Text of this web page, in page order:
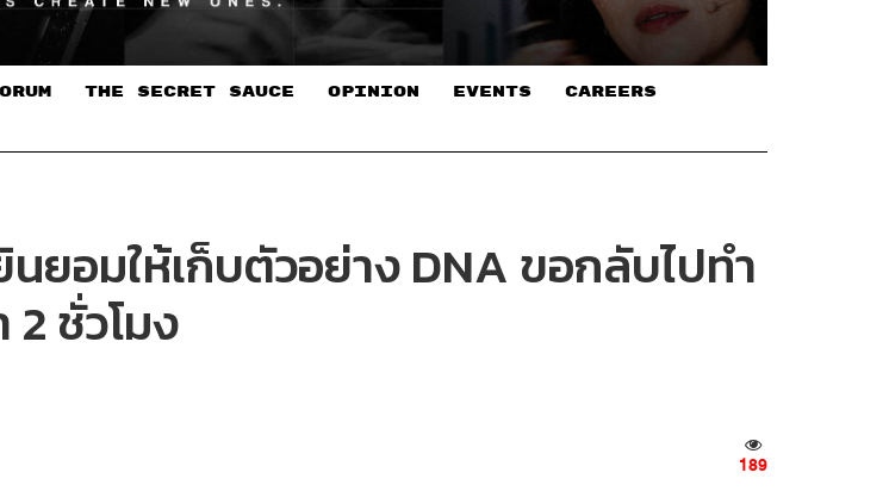
THE SECRET SAUCE​ OPINION EVENTS CAREERS
ยอมให้เก็บตัวอย่าง DNA ขอกลับไปทำ
ชั่วโมง
189